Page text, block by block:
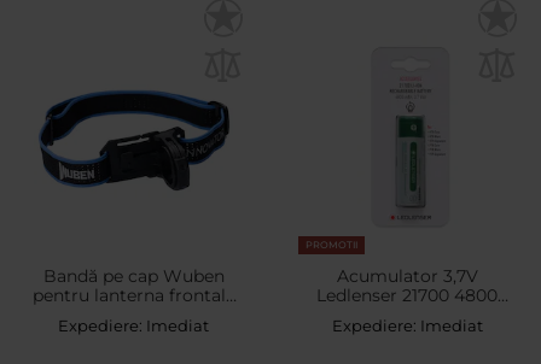
Bandă pe cap Wuben
pentru lanterna frontală
E7/X0
Expediere: Imediat
PROMOTII
Acumulator 3,7V
Ledlenser 21700 4800
Expediere: Imediat